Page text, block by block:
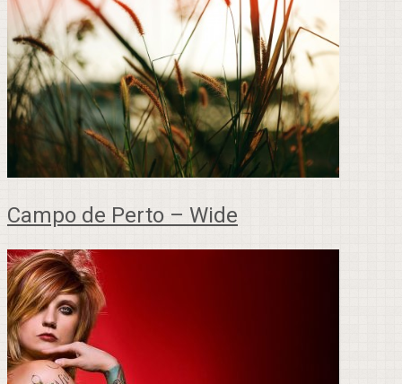
Campo de Perto – Wide